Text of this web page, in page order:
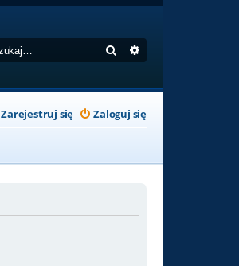
Szukaj
Zaloguj się
Zarejestruj się